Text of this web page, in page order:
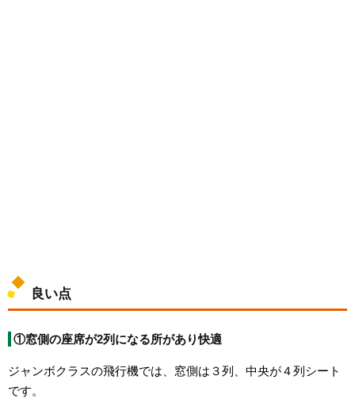
良い点
①窓側の座席が2列になる所があり快適
ジャンボクラスの飛行機では、窓側は３列、中央が４列シート
です。